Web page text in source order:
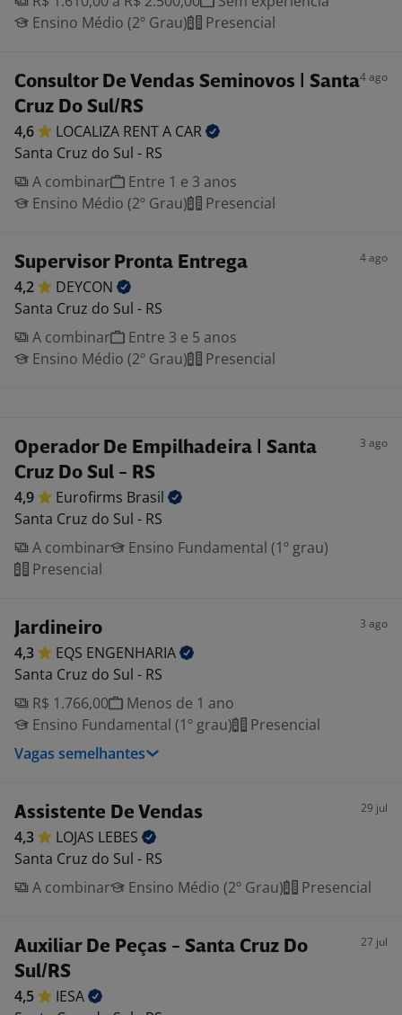
Ensino Médio (2º Grau)
Presencial
Consultor De Vendas Seminovos | Santa
Cruz Do Sul/RS
4 ago
4,6 LOCALIZA RENT A CAR
Santa Cruz do Sul - RS
A combinar
Entre 1 e 3 anos
Ensino Médio (2º Grau)
Presencial
Supervisor Pronta Entrega 4 ago
4,2
DEYCON
Santa Cruz do Sul - RS
A combinar
Entre 3 e 5 anos
Ensino Médio (2º Grau)
Presencial
Operador De Empilhadeira | Santa
Cruz Do Sul - RS
3 ago
4,9 Eurofirms Brasil
Santa Cruz do Sul - RS
A combinar
Ensino Fundamental (1º grau)
Presencial
Jardineiro 3 ago
4,3 EQS ENGENHARIA
Santa Cruz do Sul - RS
R$ 1.766,00
Menos de 1 ano
Ensino Fundamental (1º grau)
Presencial
Vagas semelhantes
Assistente De Vendas 29 jul
4,3 LOJAS LEBES
Santa Cruz do Sul - RS
A combinar
Ensino Médio (2º Grau) Presencial
Auxiliar De Peças - Santa Cruz Do
Sul/RS
27 jul
4,5
IESA